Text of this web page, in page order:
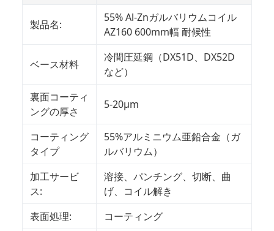
製品名:
55% Al-Znガルバリウムコイル
AZ160 600mm幅 耐候性
ベース材料
冷間圧延鋼（DX51D、DX52D
など）
裏面コーティ
ングの厚さ
5-20μm
コーティング
タイプ
55%アルミニウム亜鉛合金（ガ
ルバリウム）
加工サービ
ス:
溶接、パンチング、切断、曲
げ、コイル解き
表面処理:
コーティング